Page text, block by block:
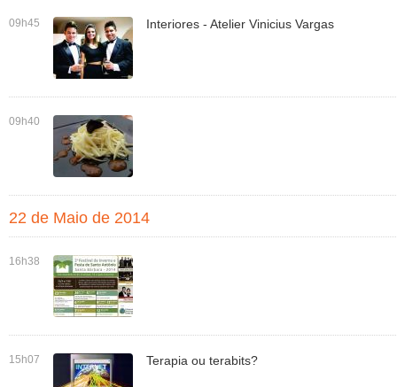
09h45 Interiores - Atelier Vinicius Vargas
09h40
22 de Maio de 2014
16h38
15h07 Terapia ou terabits?